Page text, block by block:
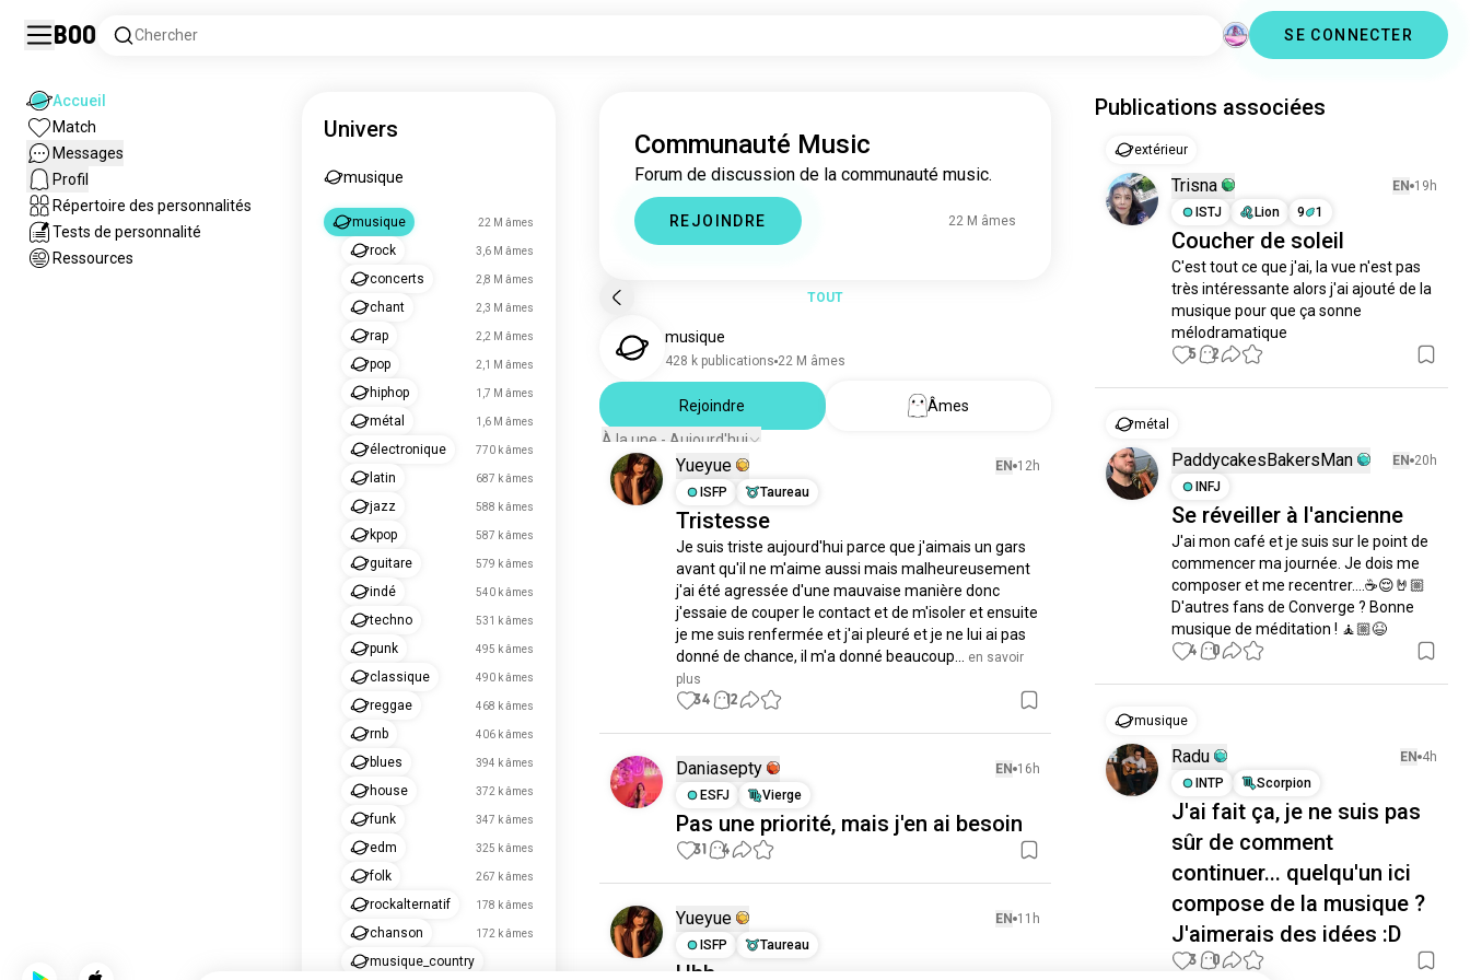
Boo Chercher SE CONNECTER
Accueil
Match
Messages
Profil
Répertoire des personnalités
Tests de personnalité
Ressources
Univers
musique
musique 22 M âmes
rock 3,6 M âmes
concerts 2,8 M âmes
chant 2,3 M âmes
rap 2,2 M âmes
pop 2,1 M âmes
hiphop 1,7 M âmes
métal 1,6 M âmes
électronique 770 k âmes
latin 687 k âmes
jazz 588 k âmes
kpop 587 k âmes
guitare 579 k âmes
indé 540 k âmes
techno 531 k âmes
punk 495 k âmes
classique 490 k âmes
reggae 468 k âmes
rnb 406 k âmes
blues 394 k âmes
house 372 k âmes
funk 347 k âmes
edm 325 k âmes
folk 267 k âmes
rockalternatif 178 k âmes
chanson 172 k âmes
musique_country
Communauté Music
Forum de discussion de la communauté music.
REJOINDRE 22 M âmes
TOUT
musique
428 k publications 22 M âmes
Rejoindre
Âmes
À la une - Aujourd'hui
Yueyue EN 12h
ISFP
Taureau
Tristesse
Je suis triste aujourd'hui parce que j'aimais un gars
avant qu'il ne m'aime aussi mais malheureusement
j'ai été agressée d'une mauvaise manière donc
j'essaie de couper le contact et de m'isoler et ensuite
je me suis renfermée et j'ai pleuré et je ne lui ai pas
donné de chance, il m'a donné beaucoup...
en savoir
plus
34 12
Daniasepty EN 16h
ESFJ
Vierge
Pas une priorité, mais j'en ai besoin
31 4
Yueyue EN 11h
ISFP
Taureau
Hhh
Publications associées
extérieur
Trisna EN 19h
ISTJ
Lion 9 1
Coucher de soleil
C'est tout ce que j'ai, la vue n'est pas
très intéressante alors j'ai ajouté de la
musique pour que ça sonne
mélodramatique
5 2
métal
PaddycakesBakersMan EN 20h
INFJ
Se réveiller à l'ancienne
J'ai mon café et je suis sur le point de
commencer ma journée. Je dois me
composer et me recentrer....☕😌🤘🏼
D'autres fans de Converge ? Bonne
musique de méditation ! 🧘🏼😆
4 0
musique
Radu EN 4h
INTP
Scorpion
J'ai fait ça, je ne suis pas
sûr de comment
continuer... quelqu'un ici
compose de la musique ?
J'aimerais des idées :D
3 0